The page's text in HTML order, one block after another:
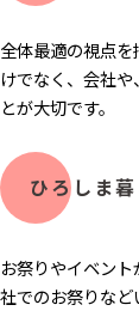
全体最適の視点
けでなく、会社
とが大切です。
ひろしま
お祭りやイベン
社でのお祭りな